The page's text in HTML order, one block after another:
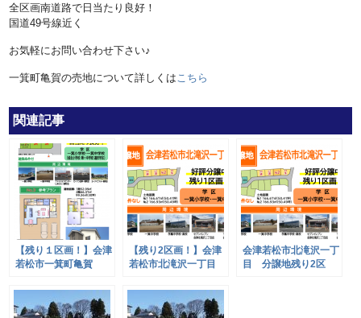
全区画南道路で日当たり良好！
国道49号線近く
お気軽にお問い合わせ下さい♪
一箕町亀賀の売地について詳しくは こちら
関連記事
【残り１区画！】会津
若松市一箕町亀賀
【残り2区画！】会津
若松市北滝沢一丁目
会津若松市北滝沢一丁
目 分譲地残り2区